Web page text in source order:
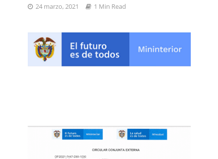
24 marzo, 2021 1 Min Read